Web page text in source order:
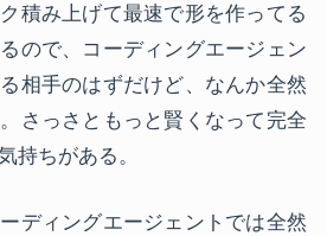
積み上げて最速で形を作ってる
ので、コーディングエージェン
相手のはずだけど、なんか全然
さっさともっと賢くなって完全
持ちがある。
ディングエージェントでは全然